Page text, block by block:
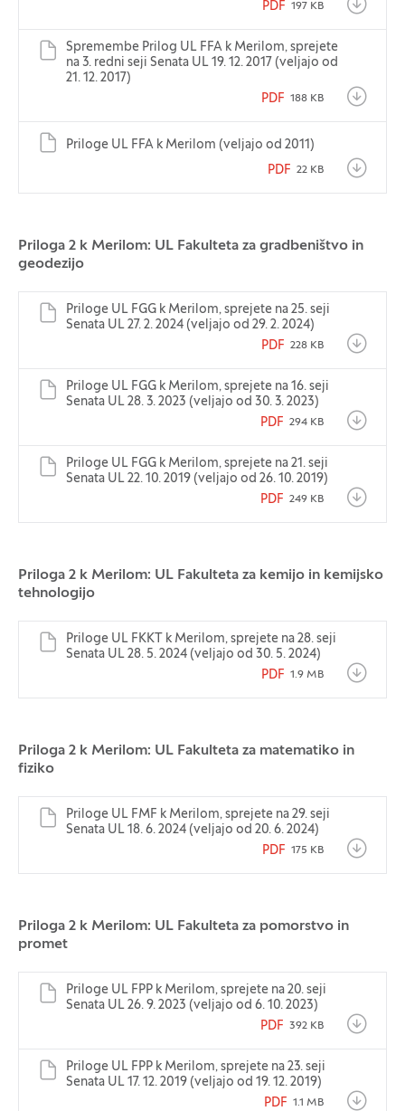
PDF 197 KB
Spremembe Prilog UL FFA k Merilom, sprejete
na 3. redni seji Senata UL 19. 12. 2017 (veljajo od
21. 12. 2017)
PDF 188 KB
Priloge UL FFA k Merilom (veljajo od 2011)
PDF 22 KB
Priloga 2 k Merilom: UL Fakulteta za gradbeništvo in
geodezijo
Priloge UL FGG k Merilom, sprejete na 25. seji
Senata UL 27. 2. 2024 (veljajo od 29. 2. 2024)
PDF 228 KB
Priloge UL FGG k Merilom, sprejete na 16. seji
Senata UL 28. 3. 2023 (veljajo od 30. 3. 2023)
PDF 294 KB
Priloge UL FGG k Merilom, sprejete na 21. seji
Senata UL 22. 10. 2019 (veljajo od 26. 10. 2019)
PDF 249 KB
Priloga 2 k Merilom: UL Fakulteta za kemijo in kemijsko
tehnologijo
Priloge UL FKKT k Merilom, sprejete na 28. seji
Senata UL 28. 5. 2024 (veljajo od 30. 5. 2024)
PDF 1.9 MB
Priloga 2 k Merilom: UL Fakulteta za matematiko in
fiziko
Priloge UL FMF k Merilom, sprejete na 29. seji
Senata UL 18. 6. 2024 (veljajo od 20. 6. 2024)
PDF 175 KB
Priloga 2 k Merilom: UL Fakulteta za pomorstvo in
promet
Priloge UL FPP k Merilom, sprejete na 20. seji
Senata UL 26. 9. 2023 (veljajo od 6. 10. 2023)
PDF 392 KB
Priloge UL FPP k Merilom, sprejete na 23. seji
Senata UL 17. 12. 2019 (veljajo od 19. 12. 2019)
PDF 1.1 MB